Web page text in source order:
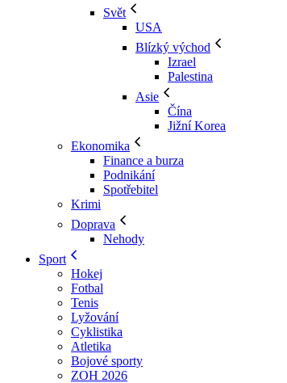
Svět
USA
Blízký východ
Izrael
Palestina
Asie
Čína
Jižní Korea
Ekonomika
Finance a burza
Podnikání
Spotřebitel
Krimi
Doprava
Nehody
Sport
Hokej
Fotbal
Tenis
Lyžování
Cyklistika
Atletika
Bojové sporty
ZOH 2026